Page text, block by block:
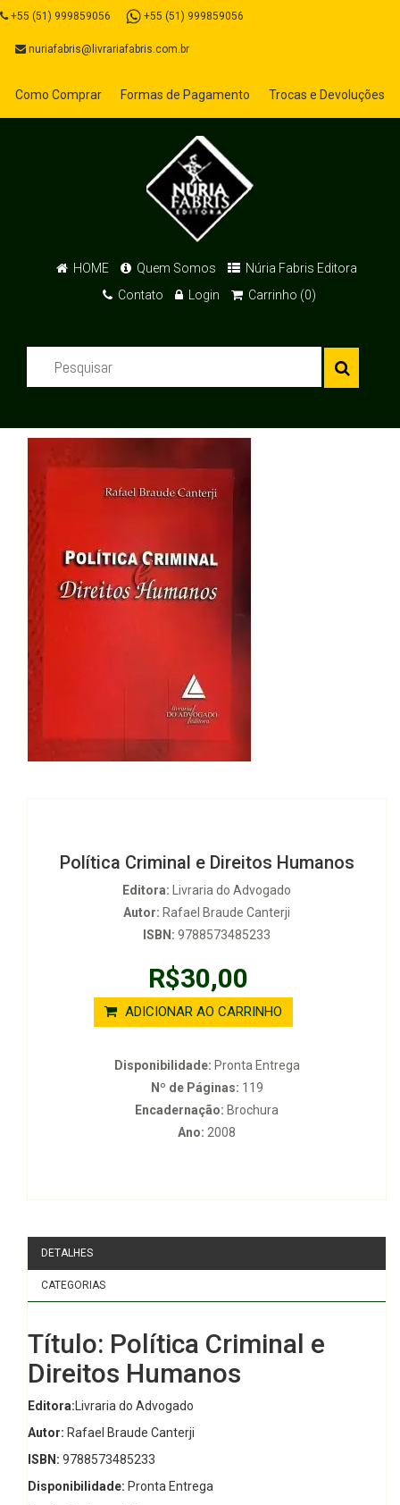
+55 (51) 999859056 +55 (51) 999859056
nuriafabris@livrariafabris.com.br
Como Comprar Formas de Pagamento Trocas e Devoluções
HOME Quem Somos
Núria Fabris Editora
Contato
Login Carrinho (0)
Política Criminal e Direitos Humanos
Editora: Livraria do Advogado
Autor: Rafael Braude Canterji
ISBN: 9788573485233
R$30,00
ADICIONAR AO CARRINHO
Disponibilidade: Pronta Entrega
Nº de Páginas: 119
Encadernação: Brochura
Ano: 2008
DETALHES
CATEGORIAS
Título: Política Criminal e
Direitos Humanos
Editora:Livraria do Advogado
Autor: Rafael Braude Canterji
ISBN: 9788573485233
Disponibilidade: Pronta Entrega